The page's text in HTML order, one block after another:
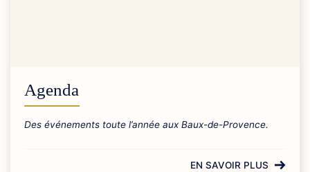
Agenda
Des événements toute l’année aux Baux-de-Provence.
EN SAVOIR PLUS